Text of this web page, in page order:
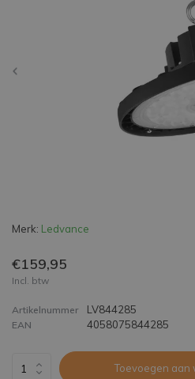
Merk: Ledvance
€159,95
Incl. btw
Artikelnummer LV844285
EAN 4058075844285
Toevoegen aan